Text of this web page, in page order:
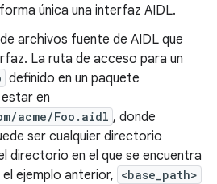
única una interfaz AIDL.
archivos fuente de AIDL que
La ruta de acceso para un
definido en un paquete
en
acme/Foo.aidl , donde
ser cualquier directorio
directorio en el que se encuentra
el ejemplo anterior, <base_path>